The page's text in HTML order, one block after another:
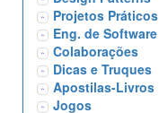
Projetos Práticos
Eng. de Software
Colaborações
Dicas e Truques
Apostilas-Livros
Jogos